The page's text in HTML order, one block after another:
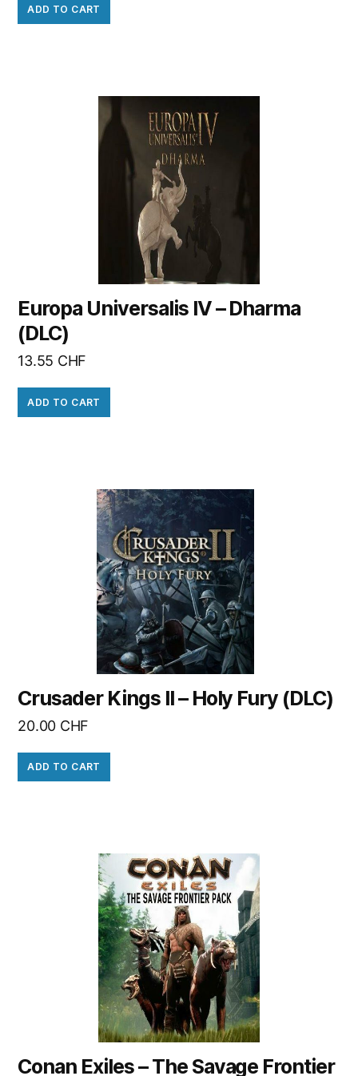
ADD TO CART
Europa Universalis IV – Dharma
(DLC)
13.55 CHF
ADD TO CART
Crusader Kings II – Holy Fury (DLC)
20.00 CHF
ADD TO CART
Conan Exiles – The Savage Frontier